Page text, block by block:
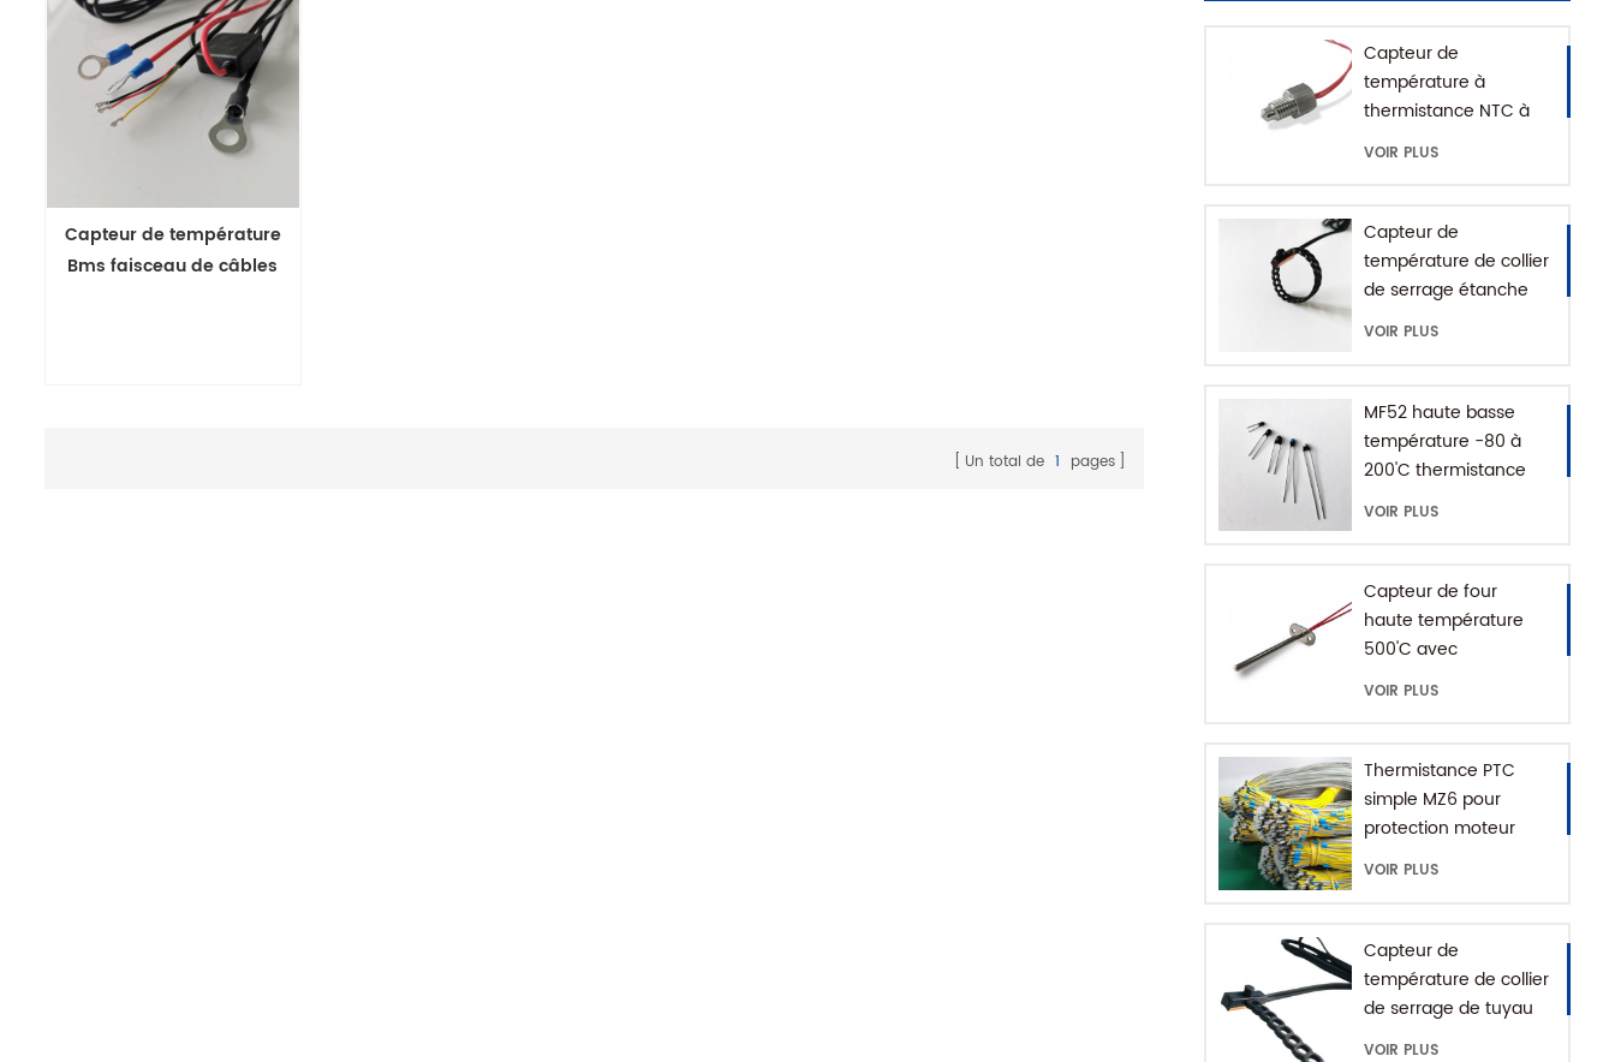
Capteur de
température à
thermistance NTC à
montage fileté pour
VOIR PLUS
Capteur de
température de collier
de serrage étanche
IP68
VOIR PLUS
MF52 haute basse
température -80 à
200'C thermistance
époxy NTC
VOIR PLUS
Capteur de four
haute température
500'C avec
connecteur de terre
VOIR PLUS
Thermistance PTC
simple MZ6 pour
protection moteur
avec plage +60-180'C
VOIR PLUS
Capteur de
température de collier
de serrage de tuyau
d'eau série MFE-1
VOIR PLUS
avec une maison métallique
tubulaire avec un matériau
comme SUS304 SUS316
cuivre laiton aluminium etc.
taille de la sonde , la jauge
du câble d'extension et
disponibles pour diverses
applications.
Capteur de température
Bms faisceau de câbles
Un total de 1 pages